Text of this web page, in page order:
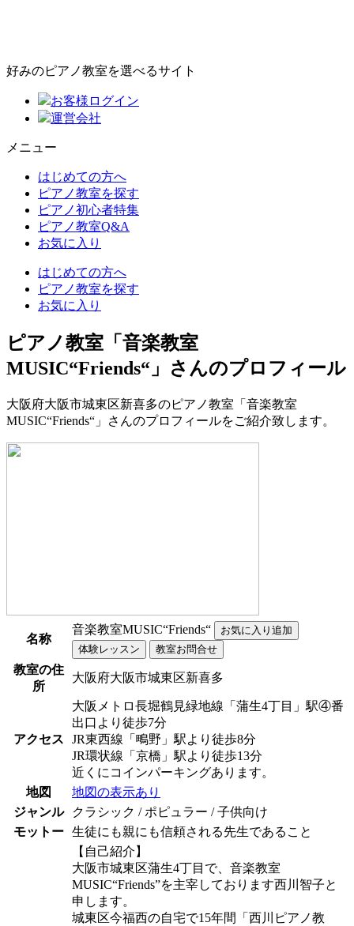
好みのピアノ教室を選べるサイト
お客様ログイン
運営会社
メニュー
はじめての方へ
ピアノ教室を探す
ピアノ初心者特集
ピアノ教室Q&A
お気に入り
はじめての方へ
ピアノ教室を探す
お気に入り
ピアノ教室「音楽教室
MUSIC“Friends“」さんのプロフィール
大阪府大阪市城東区新喜多のピアノ教室「音楽教室
MUSIC“Friends“」さんのプロフィールをご紹介致します。
名称
音楽教室MUSIC“Friends“
教室の住
所
大阪府大阪市城東区新喜多
アクセス
大阪メトロ長堀鶴見緑地線「蒲生4丁目」駅④番
出口より徒歩7分
JR東西線「鴫野」駅より徒歩8分
JR環状線「京橋」駅より徒歩13分
近くにコインパーキングあります。
地図
地図の表示あり
ジャンル
クラシック / ポピュラー / 子供向け
モットー 生徒にも親にも信頼される先生であること
【自己紹介】
大阪市城東区蒲生4丁目で、音楽教室
MUSIC“Friends”を主宰しております西川智子と
申します。
城東区今福西の自宅で15年間「西川ピアノ教